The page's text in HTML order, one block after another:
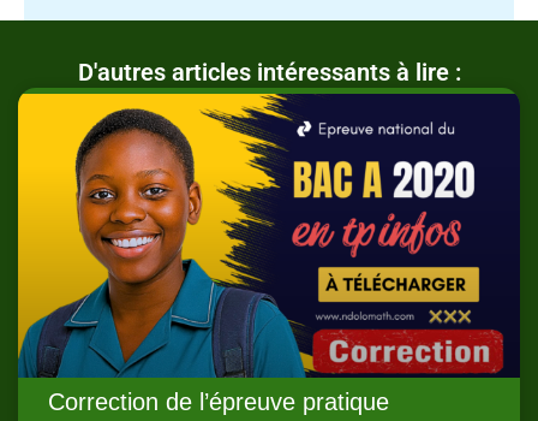
D'autres articles intéressants à lire :
Correction de l’épreuve pratique